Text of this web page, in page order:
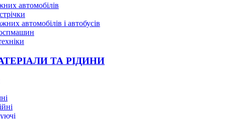
автомобілів
автомобілів і автобусів
ТА РІДИНИ